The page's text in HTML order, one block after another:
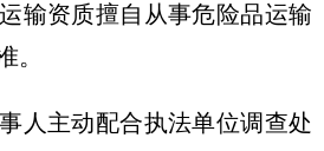
输资质擅自从事危险品运输
。
人主动配合执法单位调查处